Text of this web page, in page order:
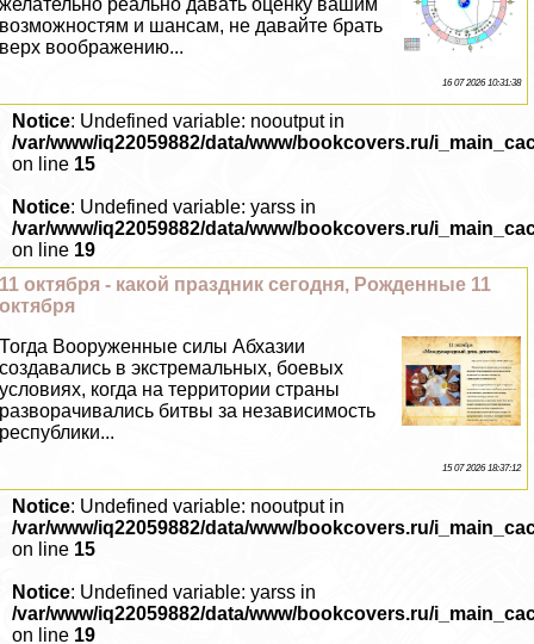
желательно реально давать оценку вашим
возможностям и шансам, не давайте брать
верх воображению...
16 07 2026 10:31:38
Notice: Undefined variable: nooutput in
/var/www/iq22059882/data/www/bookcovers.ru/
on line 15
Notice: Undefined variable: yarss in
/var/www/iq22059882/data/www/bookcovers.ru/
on line 19
11 октября - какой праздник сегодня, Рожденные 11
октября
Тогда Вооруженные силы Абхазии
создавались в экстремальных, боевых
условиях, когда на территории страны
разворачивались битвы за независимость
республики...
15 07 2026 18:37:12
Notice: Undefined variable: nooutput in
/var/www/iq22059882/data/www/bookcovers.ru/
on line 15
Notice: Undefined variable: yarss in
/var/www/iq22059882/data/www/bookcovers.ru/
on line 19